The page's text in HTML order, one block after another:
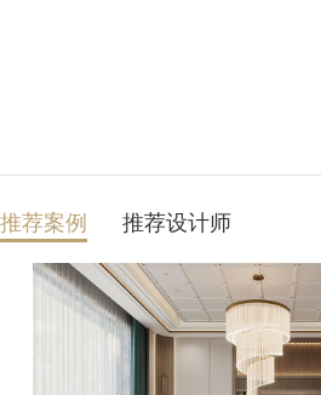
推荐案例 推荐设计师